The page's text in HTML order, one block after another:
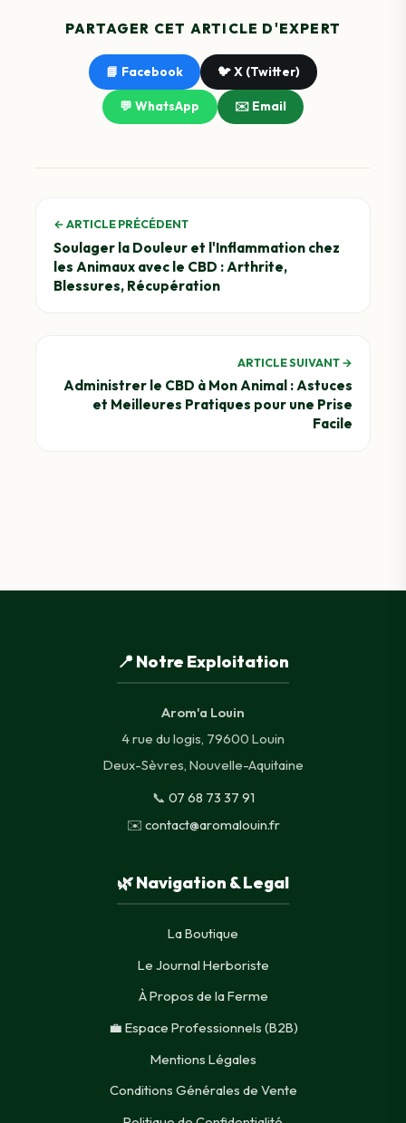
PARTAGER CET ARTICLE D'EXPERT
📘 Facebook 🐦 X (Twitter)
💬 WhatsApp ✉️ Email
← ARTICLE PRÉCÉDENT
Soulager la Douleur et l'Inflammation chez
les Animaux avec le CBD : Arthrite,
Blessures, Récupération
ARTICLE SUIVANT →
Administrer le CBD à Mon Animal : Astuces
et Meilleures Pratiques pour une Prise
Facile
📍 Notre Exploitation
Arom'a Louin
4 rue du logis, 79600 Louin
Deux-Sèvres, Nouvelle-Aquitaine
📞 07 68 73 37 91
✉️ contact@aromalouin.fr
🌿 Navigation & Legal
La Boutique
Le Journal Herboriste
À Propos de la Ferme
💼 Espace Professionnels (B2B)
Mentions Légales
Conditions Générales de Vente